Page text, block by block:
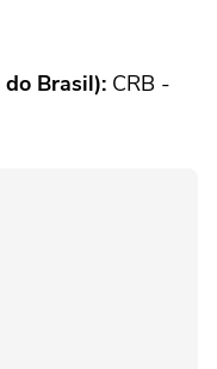
Brasil): CRB -